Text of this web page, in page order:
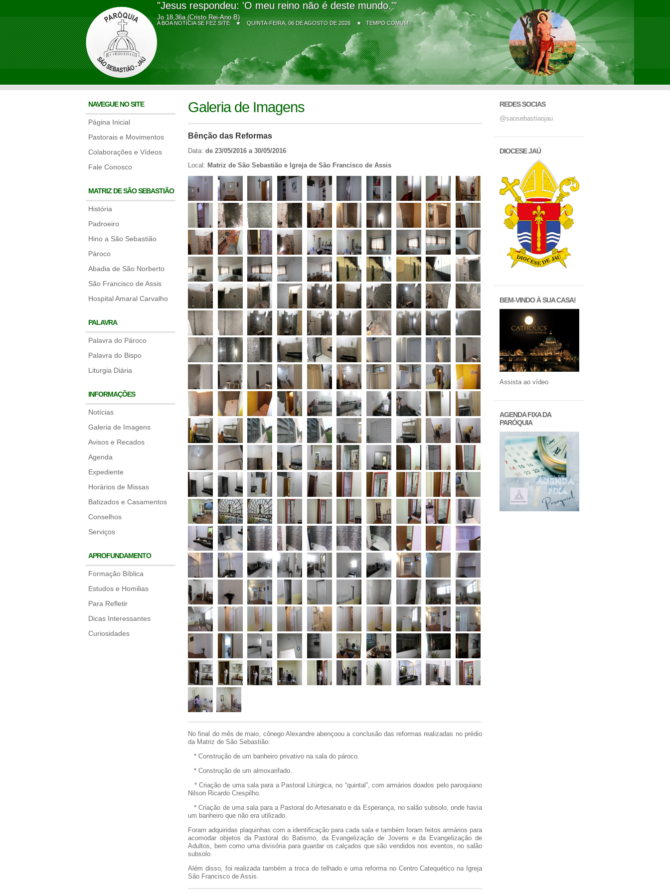
"Jesus respondeu: 'O meu reino não é deste mundo.'"
Jo 18,36a (Cristo Rei-Ano B)
A BOA NOTÍCIA SE FEZ SITE ★QUINTA-FEIRA, 06 DE AGOSTO DE 2026 ★ TEMPO COMUM
NAVEGUE NO SITE
Página Inicial
Pastorais e Movimentos
Colaborações e Vídeos
Fale Conosco
MATRIZ DE SÃO SEBASTIÃO
História
Padroeiro
Hino a São Sebastião
Pároco
Abadia de São Norberto
São Francisco de Assis
Hospital Amaral Carvalho
PALAVRA
Palavra do Pároco
Palavra do Bispo
Liturgia Diária
INFORMAÇÕES
Notícias
Galeria de Imagens
Avisos e Recados
Agenda
Expediente
Horários de Missas
Batizados e Casamentos
Conselhos
Serviços
APROFUNDAMENTO
Formação Bíblica
Estudos e Homilias
Para Refletir
Dicas Interessantes
Curiosidades
Galeria de Imagens
Bênção das Reformas
Data: de 23/05/2016 a 30/05/2016
Local: Matriz de São Sebastião e Igreja de São Francisco de Assis
No final do mês de maio, cônego Alexandre abençoou a conclusão das reformas realizadas no prédio
da Matriz de São Sebastião:
* Construção de um banheiro privativo na sala do pároco.
* Construção de um almoxarifado.
* Criação de uma sala para a Pastoral Litúrgica, no “quintal”, com armários doados pelo paroquiano
Nilson Ricardo Crespilho.
* Criação de uma sala para a Pastoral do Artesanato e da Esperança, no salão subsolo, onde havia
um banheiro que não era utilizado.
Foram adquiridas plaquinhas com a identificação para cada sala e também foram feitos armários para
acomodar objetos da Pastoral do Batismo, da Evangelização de Jovens e da Evangelização de
Adultos, bem como uma divisória para guardar os calçados que são vendidos nos eventos, no salão
subsolo.
Além disso, foi realizada também a troca do telhado e uma reforma no Centro Catequético na Igreja
São Francisco de Assis.
REDES SOCIAS
@saosebastiaojau
DIOCESE JAÚ
BEM-VINDO À SUA CASA!
Assista ao vídeo
AGENDA FIXA DA
PARÓQUIA